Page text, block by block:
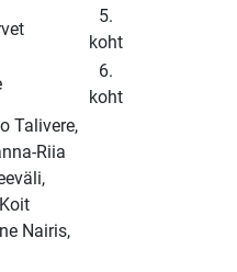
5.
koht
6.
koht
Talivere,
Riia
Nairis,